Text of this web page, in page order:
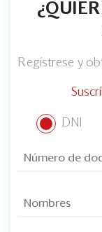
Edición
Regístrese y
DNI